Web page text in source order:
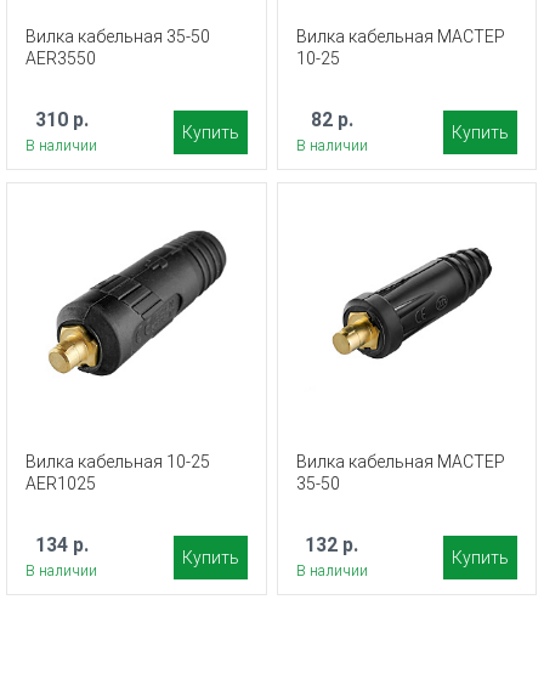
Вилка кабельная 35-50
AER3550
310 р.
В наличии
Купить
Вилка кабельная МАСТЕР
10-25
82 р.
В наличии
Купить
Вилка кабельная 10-25
AER1025
134 р.
В наличии
Купить
Вилка кабельная МАСТЕР
35-50
132 р.
В наличии
Купить